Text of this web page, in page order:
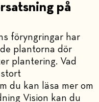
på
föryngringar har
plantorna dör
plantering. Vad
du kan läsa mer om
Vision kan du